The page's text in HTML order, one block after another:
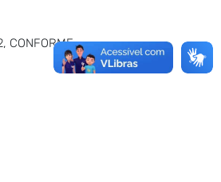
CONFORME